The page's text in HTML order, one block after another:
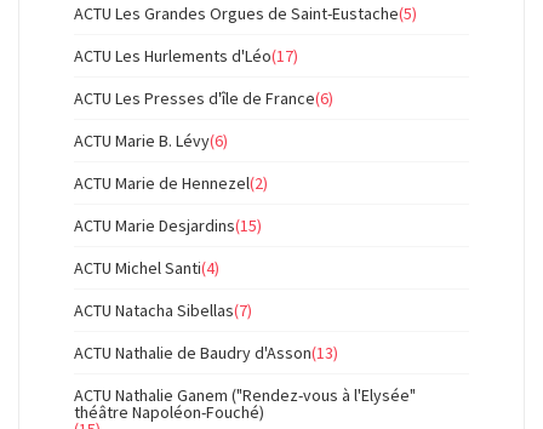
ACTU Les Grandes Orgues de Saint-Eustache(5)
ACTU Les Hurlements d'Léo(17)
ACTU Les Presses d'île de France(6)
ACTU Marie B. Lévy(6)
ACTU Marie de Hennezel(2)
ACTU Marie Desjardins(15)
ACTU Michel Santi(4)
ACTU Natacha Sibellas(7)
ACTU Nathalie de Baudry d'Asson(13)
ACTU Nathalie Ganem ("Rendez-vous à l'Elysée"
théâtre Napoléon-Fouché)